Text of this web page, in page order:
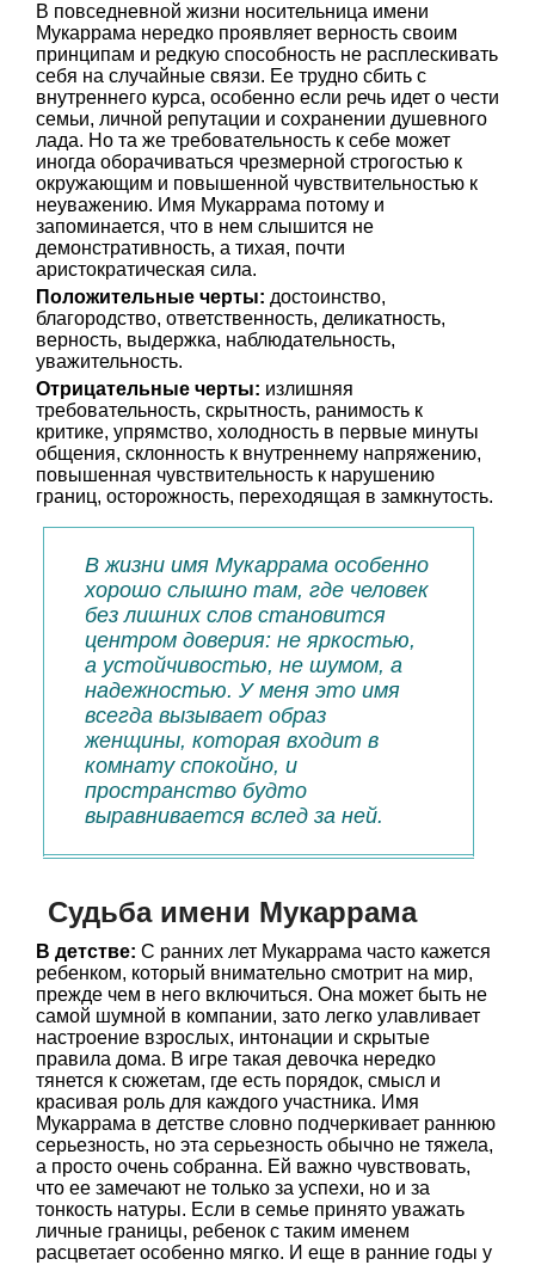
В повседневной жизни носительница имени
Мукаррама нередко проявляет верность своим
принципам и редкую способность не расплескивать
себя на случайные связи. Ее трудно сбить с
внутреннего курса, особенно если речь идет о чести
семьи, личной репутации и сохранении душевного
лада. Но та же требовательность к себе может
иногда оборачиваться чрезмерной строгостью к
окружающим и повышенной чувствительностью к
неуважению. Имя Мукаррама потому и
запоминается, что в нем слышится не
демонстративность, а тихая, почти
аристократическая сила.
Положительные черты: достоинство,
благородство, ответственность, деликатность,
верность, выдержка, наблюдательность,
уважительность.
Отрицательные черты: излишняя
требовательность, скрытность, ранимость к
критике, упрямство, холодность в первые минуты
общения, склонность к внутреннему напряжению,
повышенная чувствительность к нарушению
границ, осторожность, переходящая в замкнутость.
В жизни имя Мукаррама особенно
хорошо слышно там, где человек
без лишних слов становится
центром доверия: не яркостью,
а устойчивостью, не шумом, а
надежностью. У меня это имя
всегда вызывает образ
женщины, которая входит в
комнату спокойно, и
пространство будто
выравнивается вслед за ней.
Судьба имени Мукаррама
В детстве: С ранних лет Мукаррама часто кажется
ребенком, который внимательно смотрит на мир,
прежде чем в него включиться. Она может быть не
самой шумной в компании, зато легко улавливает
настроение взрослых, интонации и скрытые
правила дома. В игре такая девочка нередко
тянется к сюжетам, где есть порядок, смысл и
красивая роль для каждого участника. Имя
Мукаррама в детстве словно подчеркивает раннюю
серьезность, но эта серьезность обычно не тяжела,
а просто очень собранна. Ей важно чувствовать,
что ее замечают не только за успехи, но и за
тонкость натуры. Если в семье принято уважать
личные границы, ребенок с таким именем
расцветает особенно мягко. И еще в ранние годы у